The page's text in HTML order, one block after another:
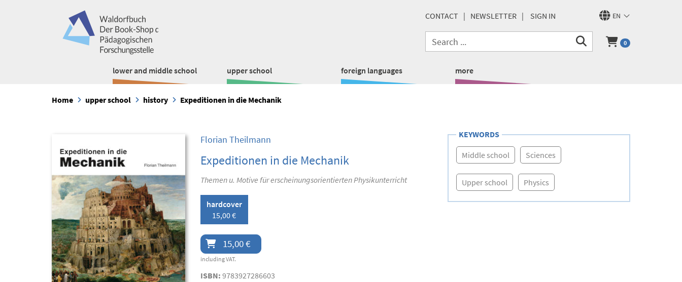
EN
CONTACT NEWSLETTER SIGN IN
0
lower and middle school upper school foreign languages more
Home upper school history Expeditionen in die Mechanik
Florian Theilmann
Expeditionen in die Mechanik
Themen u. Motive für erscheinungsorientierten Physikunterricht
hardcover
15,00 €
15,00 €
including VAT.
ISBN: 9783927286603
KEYWORDS
Middle school Sciences
Upper school Physics